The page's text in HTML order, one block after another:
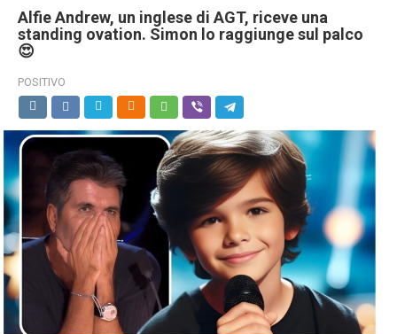
Alfie Andrew, un inglese di AGT, riceve una
standing ovation. Simon lo raggiunge sul palco
😍
POSITIVO